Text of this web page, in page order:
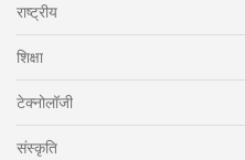
राष्ट्रीय
शिक्षा
टेक्नोलॉजी
संस्कृति